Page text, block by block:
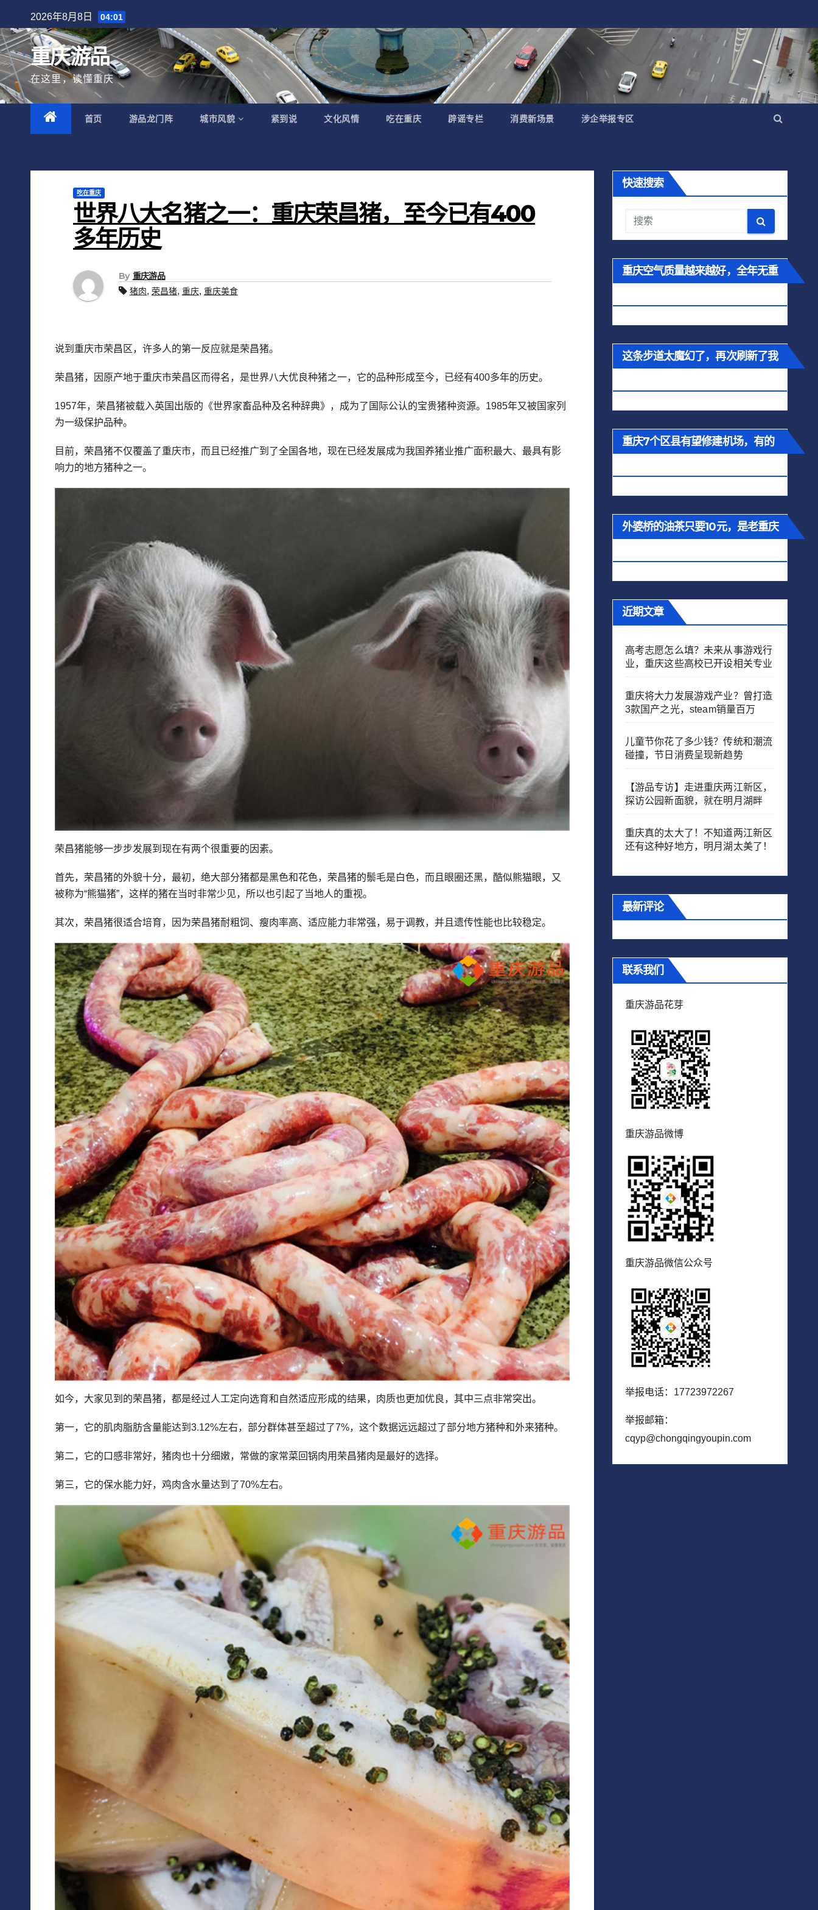
至
内
容
2026年8月8日 04:01
重庆游品
在这里，读懂重庆
首页 游品龙门阵 城市风貌 紧到说 文化风情 吃在重庆 辟谣专栏 消费新场景 涉企举报专区
吃在重庆
世界八大名猪之一：重庆荣昌猪，至今已有400
多年历史
By 重庆游品
猪肉, 荣昌猪, 重庆, 重庆美食
说到重庆市荣昌区，许多人的第一反应就是荣昌猪。
荣昌猪，因原产地于重庆市荣昌区而得名，是世界八大优良种猪之一，它的品种形成至今，已经有400多年的历史。
1957年，荣昌猪被载入英国出版的《世界家畜品种及名种辞典》，成为了国际公认的宝贵猪种资源。1985年又被国家列
为一级保护品种。
目前，荣昌猪不仅覆盖了重庆市，而且已经推广到了全国各地，现在已经发展成为我国养猪业推广面积最大、最具有影
响力的地方猪种之一。
荣昌猪能够一步步发展到现在有两个很重要的因素。
首先，荣昌猪的外貌十分，最初，绝大部分猪都是黑色和花色，荣昌猪的鬃毛是白色，而且眼圈还黑，酷似熊猫眼，又
被称为“熊猫猪”，这样的猪在当时非常少见，所以也引起了当地人的重视。
其次，荣昌猪很适合培育，因为荣昌猪耐粗饲、瘦肉率高、适应能力非常强，易于调教，并且遗传性能也比较稳定。
如今，大家见到的荣昌猪，都是经过人工定向选育和自然适应形成的结果，肉质也更加优良，其中三点非常突出。
第一，它的肌肉脂肪含量能达到3.12%左右，部分群体甚至超过了7%，这个数据远远超过了部分地方猪种和外来猪种。
第二，它的口感非常好，猪肉也十分细嫩，常做的家常菜回锅肉用荣昌猪肉是最好的选择。
第三，它的保水能力好，鸡肉含水量达到了70%左右。
快速搜索
重庆空气质量越来越好，全年无重
这条步道太魔幻了，再次刷新了我
重庆7个区县有望修建机场，有的
外婆桥的油茶只要10元，是老重庆
近期文章
高考志愿怎么填？未来从事游戏行
业，重庆这些高校已开设相关专业
重庆将大力发展游戏产业？曾打造
3款国产之光，steam销量百万
儿童节你花了多少钱？传统和潮流
碰撞，节日消费呈现新趋势
【游品专访】走进重庆两江新区，
探访公园新面貌，就在明月湖畔
重庆真的太大了！不知道两江新区
还有这种好地方，明月湖太美了！
最新评论
联系我们
重庆游品花芽
重庆游品微博
重庆游品微信公众号
举报电话：17723972267
举报邮箱：
cqyp@chongqingyoupin.com